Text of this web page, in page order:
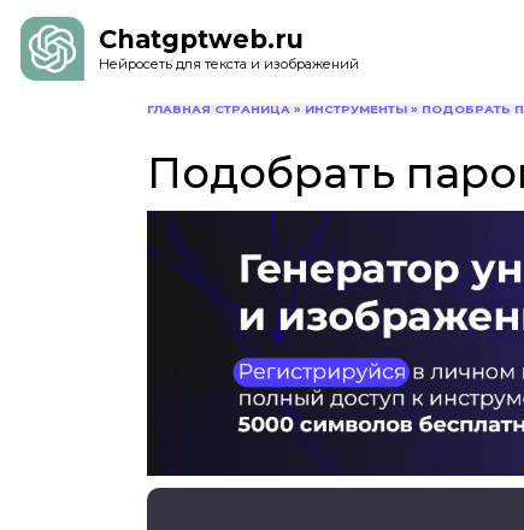
Chatgptweb.ru
Нейросеть для текста и изображений
ГЛАВНАЯ СТРАНИЦА » ИНСТРУМЕНТЫ » ПОДОБРАТЬ
Подобрать